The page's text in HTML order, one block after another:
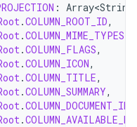
:
.COLUMN_ROOT_ID,
.COLUMN_MIME_TYPES
.COLUMN_FLAGS,
.COLUMN_ICON,
.COLUMN_TITLE,
.COLUMN_SUMMARY,
.COLUMN_DOCUMENT_ID
.